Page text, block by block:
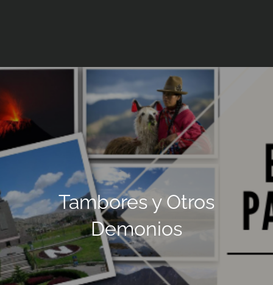
Tambores y Otros
Demonios